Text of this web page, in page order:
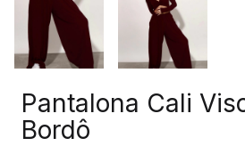
Pantalona Cali
Bordô